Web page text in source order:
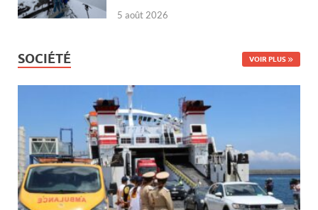
5 août 2026
SOCIÉTÉ VOIR PLUS